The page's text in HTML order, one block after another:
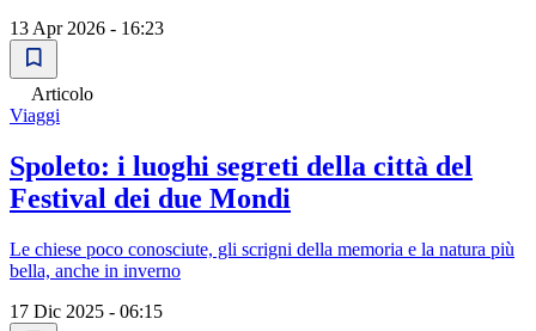
13 Apr 2026 - 16:23
Articolo
Viaggi
Spoleto: i luoghi segreti della città del
Festival dei due Mondi
Le chiese poco conosciute, gli scrigni della memoria e la natura più
bella, anche in inverno
17 Dic 2025 - 06:15